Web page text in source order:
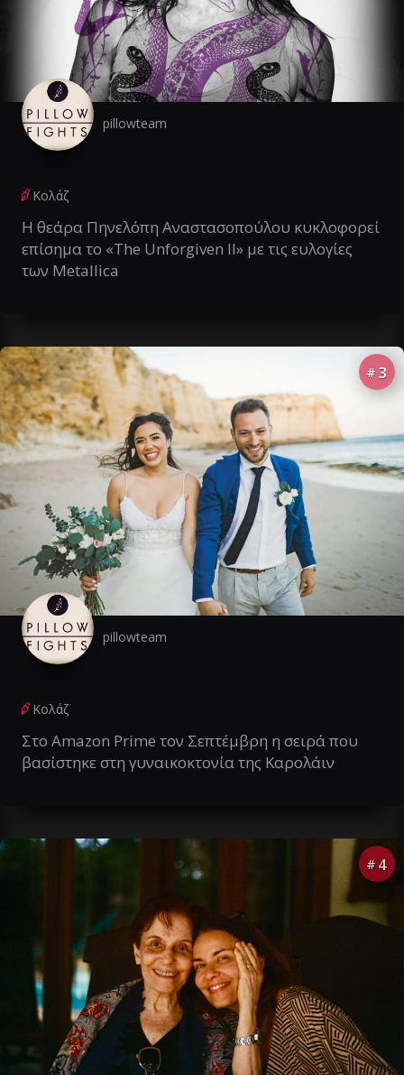
pillowteam
Κολάζ
Η θεάρα Πηνελόπη Αναστασοπούλου κυκλοφορεί
επίσημα το «The Unforgiven II» με τις ευλογίες
των Metallica
# 3
pillowteam
Κολάζ
Στο Amazon Prime τον Σεπτέμβρη η σειρά που
βασίστηκε στη γυναικοκτονία της Καρολάιν
# 4